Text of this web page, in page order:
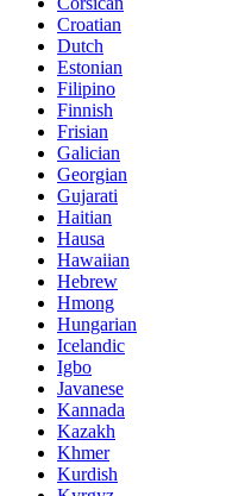
Croatian
Dutch
Estonian
Filipino
Finnish
Frisian
Galician
Georgian
Gujarati
Haitian
Hausa
Hawaiian
Hebrew
Hmong
Hungarian
Icelandic
Igbo
Javanese
Kannada
Kazakh
Khmer
Kurdish